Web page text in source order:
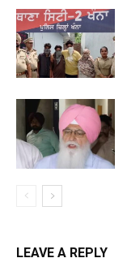
LEAVE A REPLY